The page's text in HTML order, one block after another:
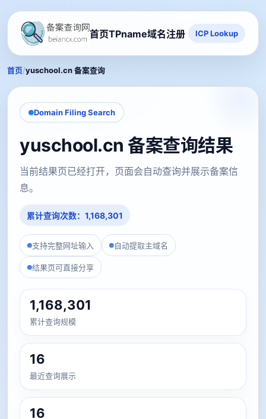
首页TPname域名注册 ICP Lookup
首页/yuschool.cn 备案查询
Domain Filing Search
yuschool.cn 备案查询结果
当前结果页已经打开，页面会自动查询并展示备案信
息。
累计查询次数：1,168,301
支持完整网址输入 自动提取主域名
结果页可直接分享
1,168,301
累计查询规模
16
最近查询展示
16